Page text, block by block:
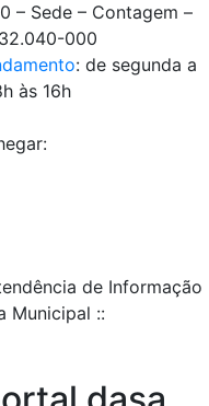
– Sede – Contagem –
000
: de segunda a
às 16h
de Informação
Municipal ::